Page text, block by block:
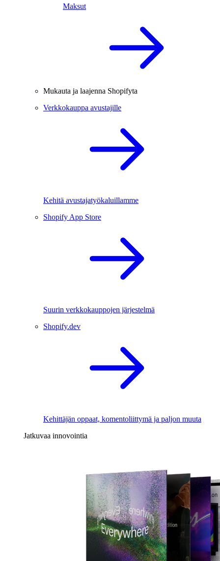
Maksut
Mukauta ja laajenna Shopifyta
Verkkokauppa avustajille
Kehitä avustajatyökaluillamme
Shopify App Store
Suurin verkkokauppojen järjestelmä
Shopify.dev
Kehittäjän oppaat, komentoliittymä ja paljon muuta
Jatkuvaa innovointia